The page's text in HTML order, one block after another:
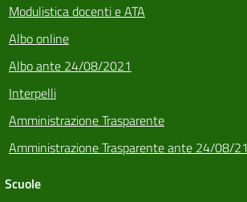
Modulistica docenti e ATA
Albo online
Albo ante 24/08/2021
Interpelli
Amministrazione Trasparente
Amministrazione Trasparente ante 24/08/21
Scuole